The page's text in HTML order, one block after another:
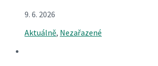
9. 6. 2026
Aktuálně, Nezařazené